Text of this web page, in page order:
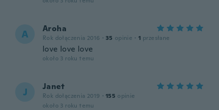
A Aroha
Rok dołączenia 2016 · 35 opinie · 1 przesłane
love love love
około 3 roku temu
J Janet
Rok dołączenia 2019 · 155 opinie
około 3 roku temu